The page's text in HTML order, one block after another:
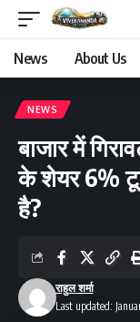
News About Us
NEWS
बाजार में
के शेयर 6%
है?
Last updated:
राहुल शर्मा